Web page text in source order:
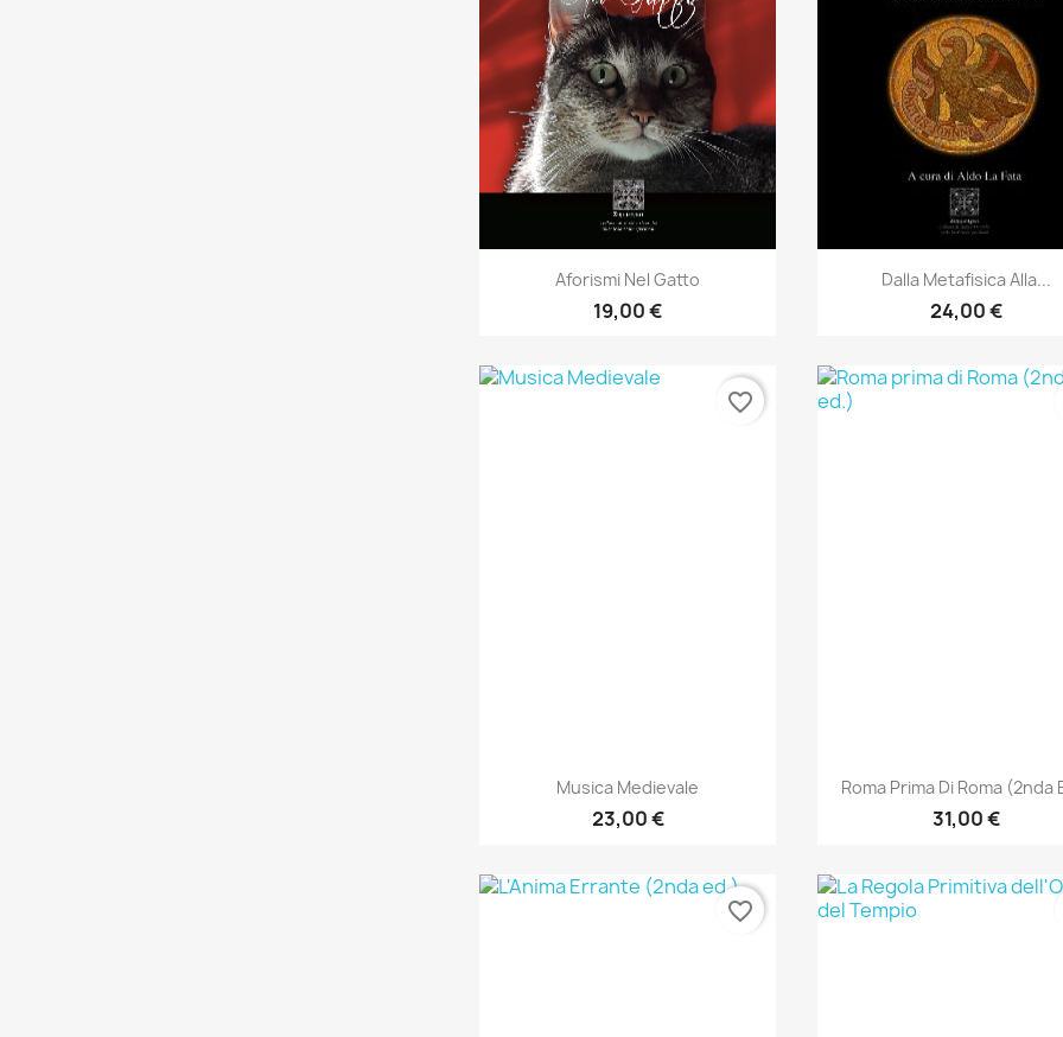
Anteprima
Aforismi Nel Gatto
19,00 €
Anteprima
Dalla Metafisica Alla...
24,00 €
Anteprima
Musica Medievale
23,00 €
favorite_border
Anteprima
Roma Prima Di Roma (2nda
31,00 €
favorite_border